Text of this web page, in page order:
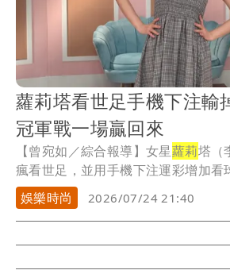
蘿莉塔看世足手機下注
冠軍戰一場贏回來
【曾宛如／綜合報導】女星蘿莉塔（
瘋看世足，並用手機下注運彩增加看
為...
娛樂時尚 2026/07/24 21:40